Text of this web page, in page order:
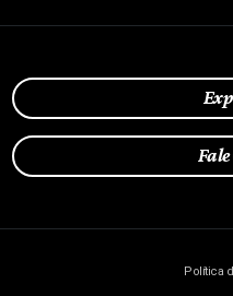
Fale
Política